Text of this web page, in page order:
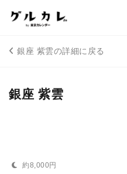
銀座 紫雲の詳細に戻る
銀座 紫雲
約8,000円